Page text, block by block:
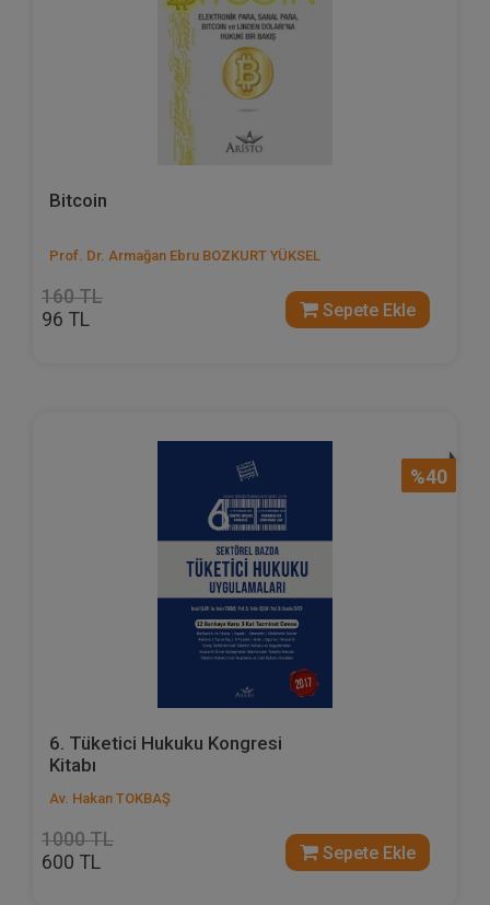
Bitcoin
Prof. Dr. Armağan Ebru BOZKURT YÜKSEL
160 TL
96 TL Sepete Ekle
%40
6. Tüketici Hukuku Kongresi
Kitabı
Av. Hakan TOKBAŞ
1000 TL
600 TL Sepete Ekle